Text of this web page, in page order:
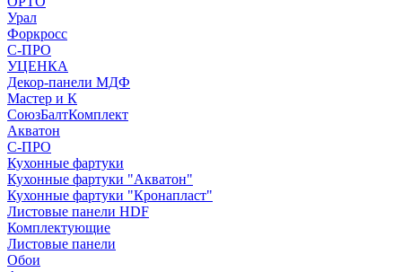
Урал
Форкросс
С-ПРО
УЦЕНКА
Декор-панели МДФ
Мастер и К
СоюзБалтКомплект
Акватон
С-ПРО
Кухонные фартуки
Кухонные фартуки "Акватон"
Кухонные фартуки "Кронапласт"
Листовые панели HDF
Комплектующие
Листовые панели
Обои